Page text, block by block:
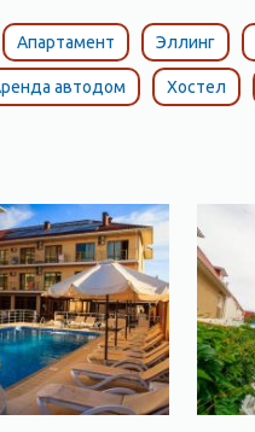
Апартамент Эллинг
автодом Хостел